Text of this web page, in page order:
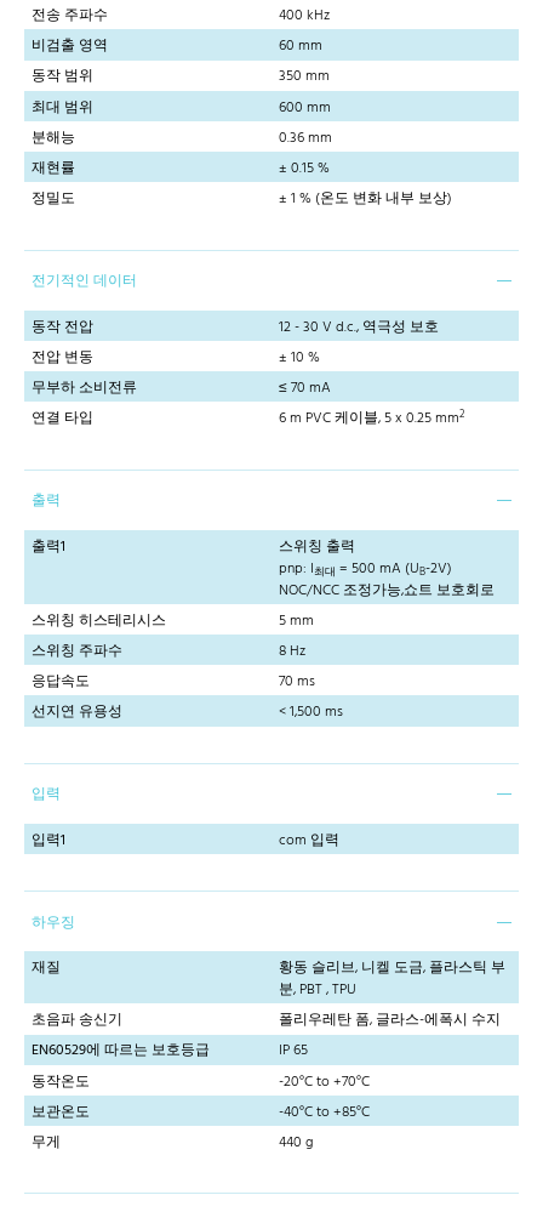
전송 주파수
400 kHz
비검출 영역
60 mm
동작 범위
350 mm
최대 범위
600 mm
분해능
0.36 mm
재현률
± 0.15 %
정밀도
± 1 % (온도 변화 내부 보상)
전기적인 데이터
동작 전압
12 - 30 V d.c., 역극성 보호
전압 변동
± 10 %
무부하 소비전류
≤ 70 mA
연결 타입
6 m PVC 케이블, 5 x 0.25 mm2
출력
출력1
스위칭 출력
pnp: I최대 = 500 mA (UB-2V)
NOC/NCC 조정가능,쇼트 보호회로
스위칭 히스테리시스
5 mm
스위칭 주파수
8 Hz
응답속도
70 ms
선지연 유용성
< 1,500 ms
입력
입력1
com 입력
하우징
재질
황동 슬리브, 니켈 도금, 플라스틱 부
분, PBT , TPU
초음파 송신기
폴리우레탄 폼, 글라스-에폭시 수지
EN60529에 따르는 보호등급
IP 65
동작온도
-20°C to +70°C
보관온도
-40°C to +85°C
무게
440 g